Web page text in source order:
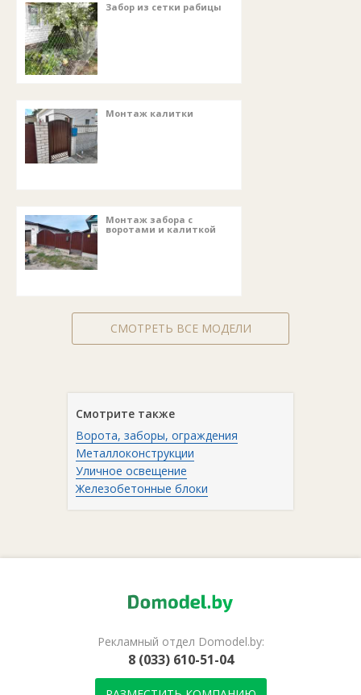
Забор из сетки рабицы
Монтаж калитки
Монтаж забора с
воротами и калиткой
СМОТРЕТЬ ВСЕ МОДЕЛИ
Смотрите также
Ворота, заборы, ограждения
Металлоконструкции
Уличное освещение
Железобетонные блоки
Рекламный отдел Domodel.by:
8 (033) 610-51-04